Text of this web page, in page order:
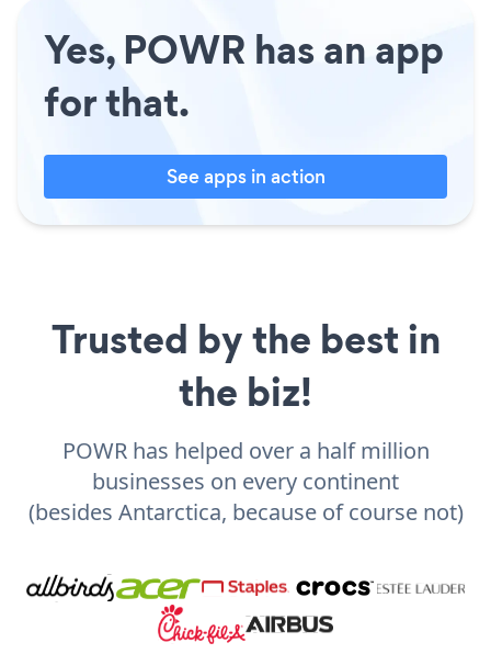
Yes, POWR has an app
for that.
See apps in action
Trusted by the best in
the biz!
POWR has helped over a half million
businesses on every continent
(besides Antarctica, because of course not)